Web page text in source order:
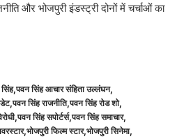
और भोजपुरी इंडस्ट्री दोनों में चर्चाओं का
पवन सिंह आचार संहिता उल्लंघन
पवन सिंह राजनीति पवन सिंह रोड शो
पवन सिंह सपोर्टर्स पवन सिंह समाचार
भोजपुरी फिल्म स्टार भोजपुरी सिनेमा